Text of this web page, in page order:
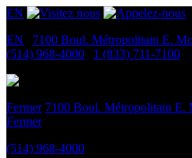
EN
EN
7100 Boul. Métropolitain E.
(514) 968-4000
1 (833) 711-7100
Fermer 7100 Boul. Métropolitain E.
Fermer
(514) 968-4000